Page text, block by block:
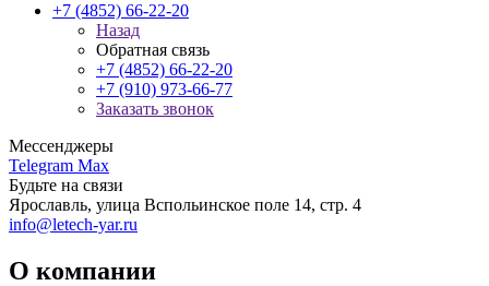
+7 (4852) 66-22-20
Назад
Обратная связь
+7 (4852) 66-22-20
+7 (910) 973-66-77
Заказать звонок
Мессенджеры
Telegram Max
Будьте на связи
Ярославль, улица Вспольинское поле 14, стр. 4
info@letech-yar.ru
О компании